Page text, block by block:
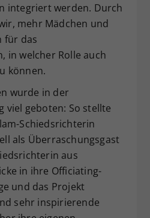
integriert werden. Durch
mehr Mädchen und
für das
in welcher Rolle auch
können.
wurde in der
viel geboten: So stellte
Schiedsrichterin
als Überraschungsgast
aus
in ihre Officiating-
und das Projekt
sehr inspirierende